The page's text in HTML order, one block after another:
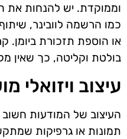
וממוקדת. יש להנחות
כמו הרשמה לוובינר,
או הוספת תזכורת ביומן.
בולטת וקליטה, כך שאין
עיצוב ויזואלי
העיצוב של המודעות
תמונות או גרפיקות